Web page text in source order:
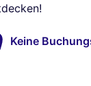
Keine